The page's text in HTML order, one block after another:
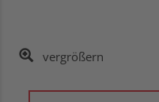
vergrößern